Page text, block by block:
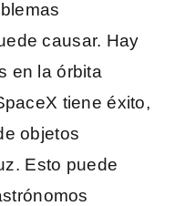
causar. Hay
en la órbita
tiene éxito,
objetos
Esto puede